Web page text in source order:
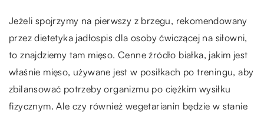
Jeżeli spojrzymy na pierwszy z brzegu, rekomendowany
przez dietetyka jadłospis dla osoby ćwiczącej na siłowni,
to znajdziemy tam mięso. Cenne źródło białka, jakim jest
właśnie mięso, używane jest w posiłkach po treningu, aby
zbilansować potrzeby organizmu po ciężkim wysiłku
fizycznym. Ale czy również wegetarianin będzie w stanie